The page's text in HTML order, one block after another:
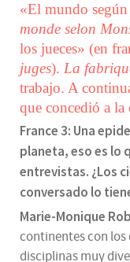
«El mundo
monde selon
los jueces» (en
juges). La
trabajo. A
que concedió a la
France 3: Una
planeta, eso es lo
entrevistas. ¿Los
conversado lo
Marie-Monique
continentes con
disciplinas muy